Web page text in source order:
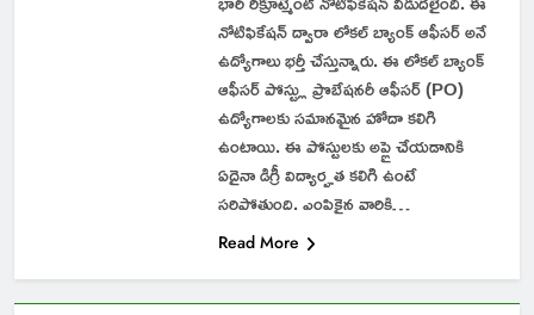
నోటిఫికేషన్ ద్వారా లోకల్ బ్యాంక్ ఆఫీసర్ అనే
ఉద్యోగాలు భర్తీ చేస్తున్నారు. ఈ లోకల్ బ్యాంక్
ఆఫీసర్ పోస్ట్లు ప్రొబేషనరీ ఆఫీసర్ (PO)
ఉద్యోగాలకు సమానమైన హోదా కలిగి
ఉంటాయి. ఈ పోస్టులకు అప్లై చేయడానికి
ఏదైనా డిగ్రీ విద్యార్హత కలిగి ఉంటే
సరిపోతుంది. ఎంపికైన వారికి…
Read More